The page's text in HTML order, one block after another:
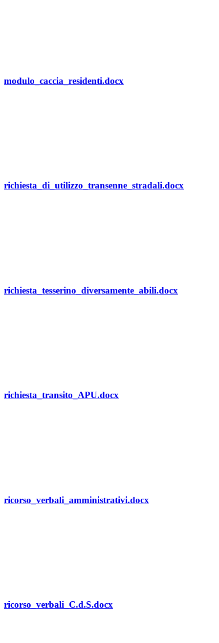
modulo_caccia_residenti.docx
richiesta_di_utilizzo_transenne_stradali.docx
richiesta_tesserino_diversamente_abili.docx
richiesta_transito_APU.docx
ricorso_verbali_amministrativi.docx
ricorso_verbali_C.d.S.docx